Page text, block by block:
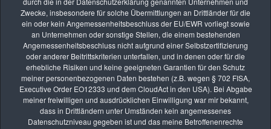
Zwecke, insbesondere für solche Übermittlungen an Drittländer für die
ein oder kein Angemessenheitsbeschluss der EU/EWR vorliegt sowie
an Unternehmen oder sonstige Stellen, die einem bestehenden
Angemessenheitsbeschluss nicht aufgrund einer Selbstzertifizierung
oder anderer Beitrittskriterien unterfallen, und in denen oder für die
erhebliche Risiken und keine geeigneten Garantien für den Schutz
meiner personenbezogenen Daten bestehen (z.B. wegen § 702 FISA,
Executive Order EO12333 und dem CloudAct in den USA). Bei Abgabe
meiner freiwilligen und ausdrücklichen Einwilligung war mir bekannt,
dass in Drittländern unter Umständen kein angemessenes
Datenschutzniveau gegeben ist und das meine Betroffenenrechte
Suchen